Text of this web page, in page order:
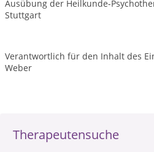
Therapeutensuche
Ausübung der Heilkunde-
Stuttgart
Verantwortlich für den Inhalt des
Weber